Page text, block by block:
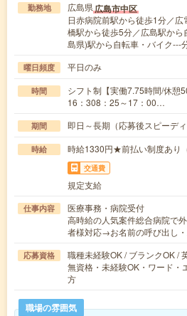
勤務地 広島県広島市中区
日赤病院前駅から徒歩1分／
橋駅から徒歩5分／広島駅か
島県)駅から自転車・バイク---
曜日頻度 平日のみ
時間
シフト制【実働7.75時間/休憩
16：308：25～17：00…
期間 即日～長期（応募後スピーデ
時給 時給1330円★前払い制度あり
交通費
規定支給
仕事内容
医療事務・病院受付
高時給の人気案件総合病院で
者様対応→お名前の呼び出し
応募資格
職種未経験OK / ブランクOK /
無資格・未経験OK・ワード・
方
職場の雰囲気